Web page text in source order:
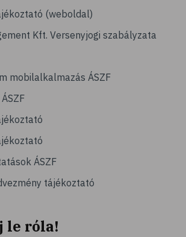
betegségek
(weboldal)
Kft. Versenyjogi szabályzata
mobilalkalmazás ÁSZF
ÁSZF
tájékoztató
le róla!